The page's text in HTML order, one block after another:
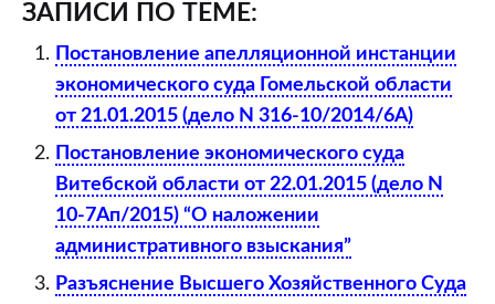
ЗАПИСИ ПО ТЕМЕ:
Постановление апелляционной инстанции
экономического суда Гомельской области
от 21.01.2015 (дело N 316-10/2014/6А)
Постановление экономического суда
Витебской области от 22.01.2015 (дело N
10-7Ап/2015) “О наложении
административного взыскания”
Разъяснение Высшего Хозяйственного Суда